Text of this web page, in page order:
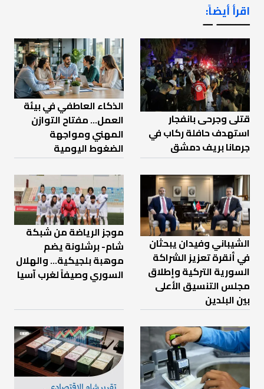
اقرأ أيضاً:
ـــــــ ــ
قتلى وجرحى بانفجار
استهدف حافلة ركاب في
جرمانا بريف دمشق
الذكاء العاطفي في بيئة
العمل… مفتاح التوازن
المهني ومواجهة
الضغوط اليومية
الشيباني وفيدان يبحثان
في أنقرة تعزيز الشراكة
السورية التركية وإطلاق
مجلس التنسيق الأعلى
بين البلدين
موجز الرياضة من شبكة
شام- برشلونة يضم
موهبة بلجيكية... والهلال
السوري وصيفاً لغرب آسيا